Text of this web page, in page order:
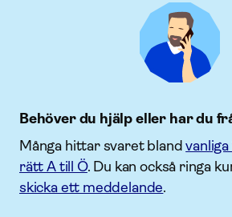
Behöver du hjälp eller har du
Många hittar svaret bland
rätt A till Ö. Du kan också ringa
skicka ett meddelande.